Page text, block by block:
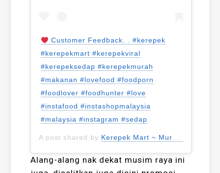
Customer Feedback. . #kerepek
#kerepekmart #kerepekviral
#kerepeksedap #kerepekmurah
#makanan #lovefood #foodporn
#foodlover #foodhunter #love
#instafood #instashopmalaysia
#malaysia #instagram #sedap
A post shared by Kerepek Mart ~ Murah&Sedap
Alang-alang nak dekat musim raya ini